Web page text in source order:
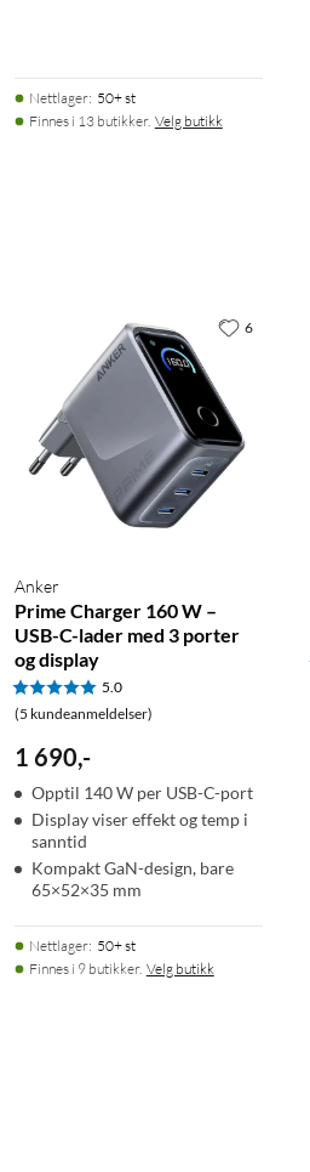
Nettlager: 50+ st
Finnes i 13 butikker. Velg butikk
Anker
Prime Charger 160 W –
USB-C-lader med 3 porter
og display
5.0
(5 kundeanmeldelser)
1 690,-
Opptil 140 W per USB-C-port
Display viser effekt og temp i
sanntid
Kompakt GaN-design, bare
65×52×35 mm
Nettlager: 50+ st
Finnes i 9 butikker. Velg butikk
6